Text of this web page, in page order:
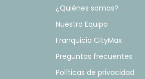
¿Quiénes somos?
Nuestro Equipo
Franquicia CityMax
Preguntas frecuentes
Políticas de privacidad